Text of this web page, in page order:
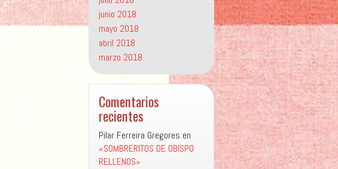
junio 2018
mayo 2018
abril 2018
marzo 2018
Comentarios
recientes
Pilar Ferreira Gregores en
«SOMBRERITOS DE OBISPO
RELLENOS»